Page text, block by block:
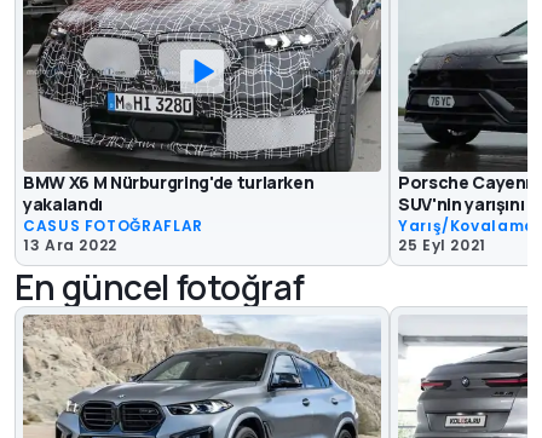
BMW X6 M Nürburgring'de turlarken
yakalandı
CASUS FOTOĞRAFLAR
13 Ara 2022
Porsche
SUV'nin yarışını
Yarış/
25 Eyl 2021
En güncel fotoğraf